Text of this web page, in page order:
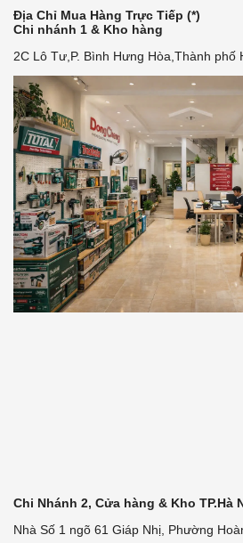
Địa Chỉ Mua Hàng Trực Tiếp (*)
Chi nhánh 1 & Kho hàng
2C Lô Tư,P. Bình Hưng Hòa,Thành phố
Chi Nhánh 2, Cửa hàng & Kho TP.Hà
Nhà Số 1 ngõ 61 Giáp Nhị, Phường